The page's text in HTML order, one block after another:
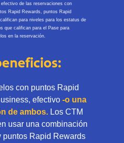
de las reservaciones con
Rapid Rewards, puntos Rapid
para niveles para los estatus de
que califican para el Pase para
en la reservación.​
con puntos Rapid
efectivo -o una
de ambos. Los CTM
usar una combinación
puntos Rapid Rewards